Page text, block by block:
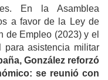
En la Asamblea
a favor de la Ley de
de Empleo (2023) y el
para asistencia militar
González reforzó
se reunió con